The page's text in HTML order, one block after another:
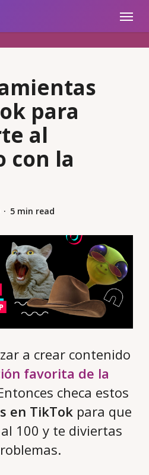
Menu
para
al
con la
5 min read
a crear contenido
favorita de la
checa estos
en TikTok para que
100 y te diviertas